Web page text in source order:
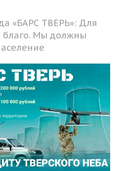
«БАРС ТВЕРЬ»: Для
благо. Мы должны